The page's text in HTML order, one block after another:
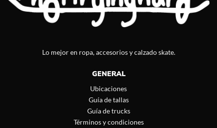
Lo mejor en ropa, accesorios y calzado skate.
GENERAL
Ubicaciones
Guía de tallas
Guía de trucks
Términos y condiciones